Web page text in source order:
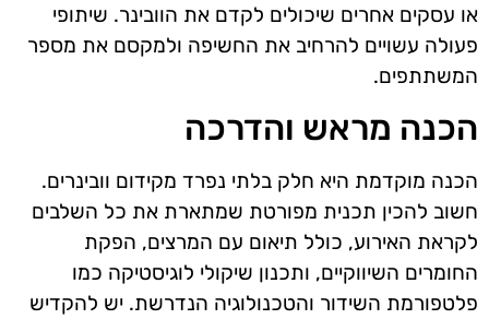
או עסקים אחרים שיכולים לקדם את הוובינר. שיתופי
פעולה עשויים להרחיב את החשיפה ולמקסם את מספר
המשתתפים.
הכנה מראש והדרכה
הכנה מוקדמת היא חלק בלתי נפרד מקידום וובינרים.
חשוב להכין תכנית מפורטת שמתארת את כל השלבים
לקראת האירוע, כולל תיאום עם המרצים, הפקת
החומרים השיווקיים, ותכנון שיקולי לוגיסטיקה כמו
פלטפורמת השידור והטכנולוגיה הנדרשת. יש להקדיש